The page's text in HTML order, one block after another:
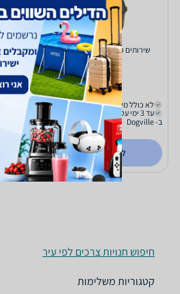
שירותים סגורים לחתול מגה דלוקס
279
₪
לא כולל משלוח
עד 3 ימי עסקים
ב- Dogville
לפרטים נוספים
חיפוש חנויות צרכים לפי עיר
קטגוריות משלימות